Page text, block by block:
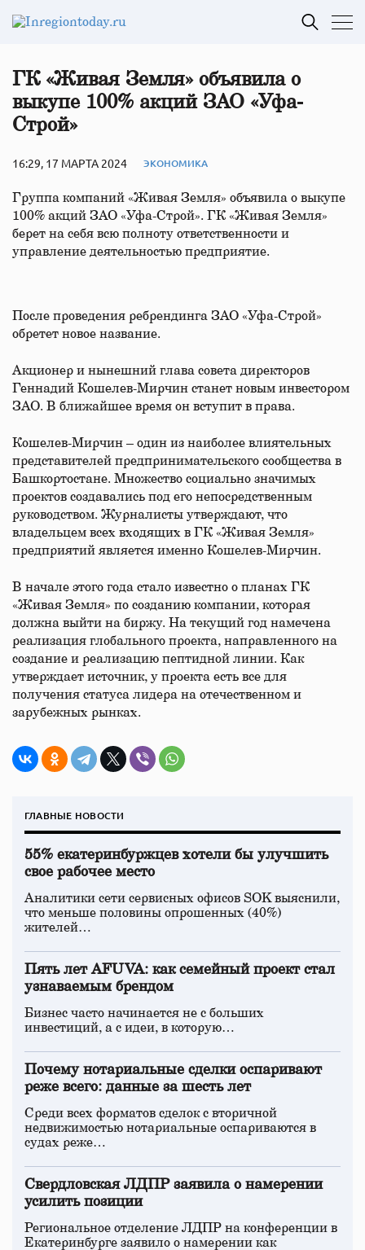
ГК «Живая Земля» объявила о
выкупе 100% акций ЗАО «Уфа-
Строй»
16:29, 17 МАРТА 2024 ЭКОНОМИКА
Группа компаний «Живая Земля» объявила о выкупе
100% акций ЗАО «Уфа-Строй». ГК «Живая Земля»
берет на себя всю полноту ответственности и
управление деятельностью предприятие.
После проведения ребрендинга ЗАО «Уфа-Строй»
обретет новое название.
Акционер и нынешний глава совета директоров
Геннадий Кошелев-Мирчин станет новым инвестором
ЗАО. В ближайшее время он вступит в права.
Кошелев-Мирчин – один из наиболее влиятельных
представителей предпринимательского сообщества в
Башкортостане. Множество социально значимых
проектов создавались под его непосредственным
руководством. Журналисты утверждают, что
владельцем всех входящих в ГК «Живая Земля»
предприятий является именно Кошелев-Мирчин.
В начале этого года стало известно о планах ГК
«Живая Земля» по созданию компании, которая
должна выйти на биржу. На текущий год намечена
реализация глобального проекта, направленного на
создание и реализацию пептидной линии. Как
утверждает источник, у проекта есть все для
получения статуса лидера на отечественном и
зарубежных рынках.
ГЛАВНЫЕ НОВОСТИ
55% екатеринбуржцев хотели бы улучшить
свое рабочее место
Аналитики сети сервисных офисов SOK выяснили,
что меньше половины опрошенных (40%)
жителей…
Пять лет AFUVA: как семейный проект стал
узнаваемым брендом
Бизнес часто начинается не с больших
инвестиций, а с идеи, в которую…
Почему нотариальные сделки оспаривают
реже всего: данные за шесть лет
Среди всех форматов сделок с вторичной
недвижимостью нотариальные оспариваются в
судах реже…
Свердловская ЛДПР заявила о намерении
усилить позиции
Региональное отделение ЛДПР на конференции в
Екатеринбурге заявило о намерении как